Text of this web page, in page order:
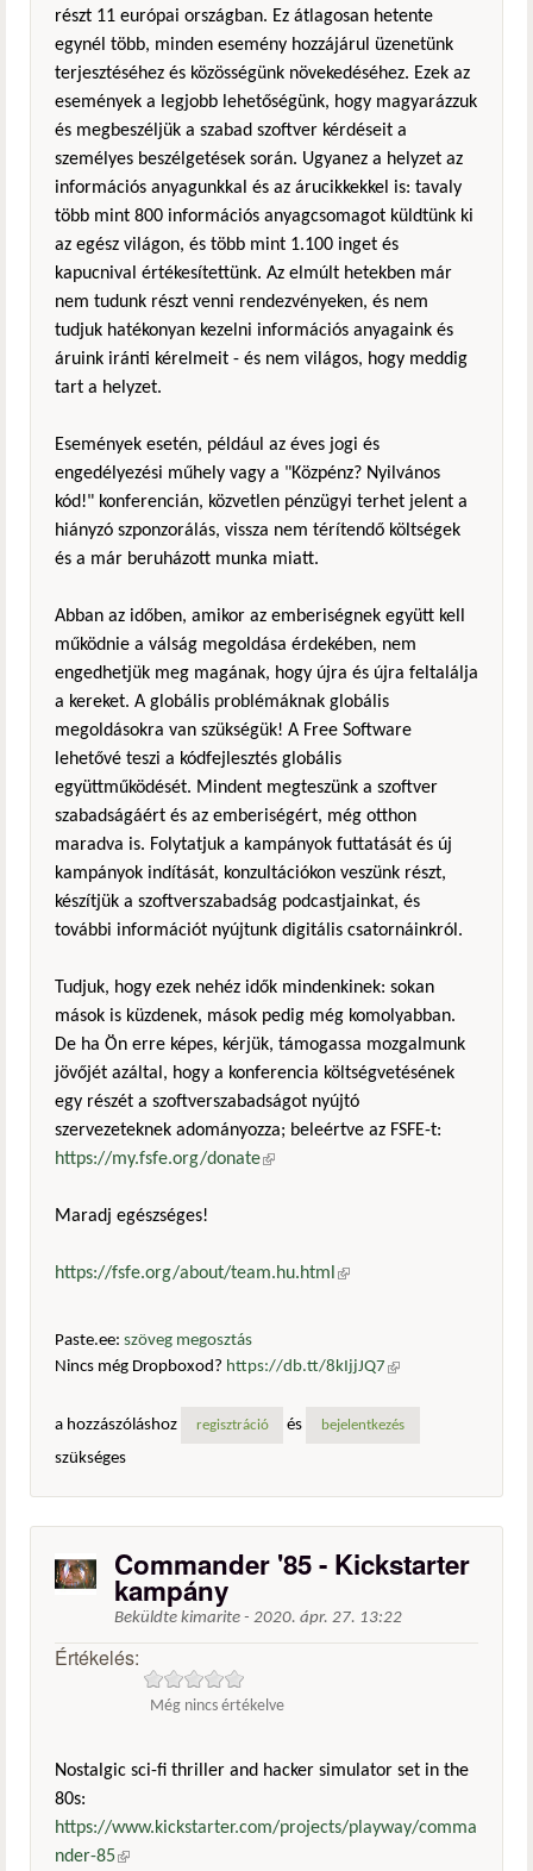
részt 11 európai országban. Ez átlagosan hetente
egynél több, minden esemény hozzájárul üzenetünk
terjesztéséhez és közösségünk növekedéséhez. Ezek az
események a legjobb lehetőségünk, hogy magyarázzuk
és megbeszéljük a szabad szoftver kérdéseit a
személyes beszélgetések során. Ugyanez a helyzet az
információs anyagunkkal és az árucikkekkel is: tavaly
több mint 800 információs anyagcsomagot küldtünk ki
az egész világon, és több mint 1.100 inget és
kapucnival értékesítettünk. Az elmúlt hetekben már
nem tudunk részt venni rendezvényeken, és nem
tudjuk hatékonyan kezelni információs anyagaink és
áruink iránti kérelmeit - és nem világos, hogy meddig
tart a helyzet.
Események esetén, például az éves jogi és
engedélyezési műhely vagy a "Közpénz? Nyilvános
kód!" konferencián, közvetlen pénzügyi terhet jelent a
hiányzó szponzorálás, vissza nem térítendő költségek
és a már beruházott munka miatt.
Abban az időben, amikor az emberiségnek együtt kell
működnie a válság megoldása érdekében, nem
engedhetjük meg magának, hogy újra és újra feltalálja
a kereket. A globális problémáknak globális
megoldásokra van szükségük! A Free Software
lehetővé teszi a kódfejlesztés globális
együttműködését. Mindent megteszünk a szoftver
szabadságáért és az emberiségért, még otthon
maradva is. Folytatjuk a kampányok futtatását és új
kampányok indítását, konzultációkon veszünk részt,
készítjük a szoftverszabadság podcastjainkat, és
további információt nyújtunk digitális csatornáinkról.
Tudjuk, hogy ezek nehéz idők mindenkinek: sokan
mások is küzdenek, mások pedig még komolyabban.
De ha Ön erre képes, kérjük, támogassa mozgalmunk
jövőjét azáltal, hogy a konferencia költségvetésének
egy részét a szoftverszabadságot nyújtó
szervezeteknek adományozza; beleértve az FSFE-t:
https://my.fsfe.org/donate(külső hivatkozás)
Maradj egészséges!
https://fsfe.org/about/team.hu.html (külső hivatkozás)
Paste.ee: szöveg megosztás
Nincs még Dropboxod? https://db.tt/8kIjjJQ7 (külső
a hozzászóláshoz
regisztráció és bejelentkezés
szükséges
Commander '85 - Kickstarter
kampány
Beküldte kimarite - 2020. ápr. 27. 13:22
Értékelés:
Még nincs értékelve
Nostalgic sci-fi thriller and hacker simulator set in the
80s:
https://www.kickstarter.com/projects/playway/comma
nder-85(külső hivatkozás)